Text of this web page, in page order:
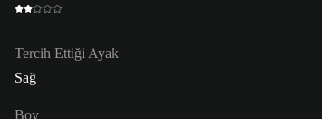
Tercih Ettiği Ayak
Sağ
Boy